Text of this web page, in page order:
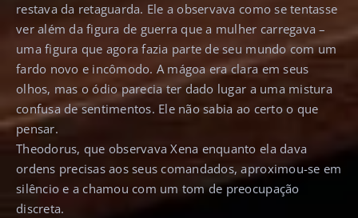
restava da retaguarda. Ele a observava como se tentasse
ver além da figura de guerra que a mulher carregava –
uma figura que agora fazia parte de seu mundo com um
fardo novo e incômodo. A mágoa era clara em seus
olhos, mas o ódio parecia ter dado lugar a uma mistura
confusa de sentimentos. Ele não sabia ao certo o que
pensar.
Theodorus, que observava Xena enquanto ela dava
ordens precisas aos seus comandados, aproximou-se em
silêncio e a chamou com um tom de preocupação
discreta.